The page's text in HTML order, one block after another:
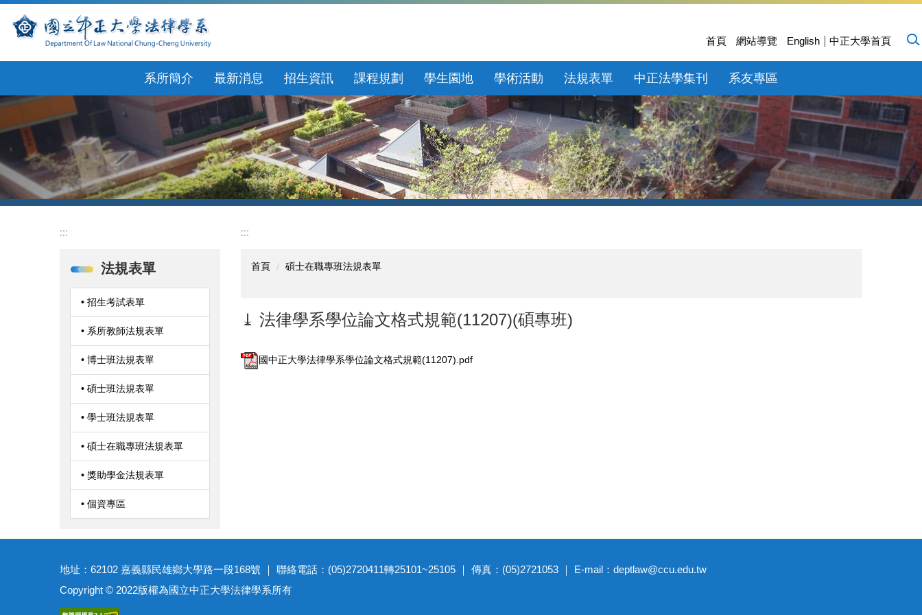
到
區
首頁 網站導覽 English 中正大學首頁
系所簡介 最新消息 招生資訊 課程規劃 學生園地 學術活動 法規表單 中正法學集刊 系友專區
:::
法規表單
• 招生考試表單
• 系所教師法規表單
• 博士班法規表單
• 碩士班法規表單
• 學士班法規表單
• 碩士在職專班法規表單
• 獎助學金法規表單
• 個資專區
:::
首頁 碩士在職專班法規表單
⤓ 法律學系學位論文格式規範(11207)(碩專班)
國中正大學法律學系學位論文格式規範(11207).pdf
地址：62102 嘉義縣民雄鄉大學路一段168號 ｜ 聯絡電話：(05)2720411轉25101~25105 ｜ 傳真：(05)2721053 ｜ E-mail：deptlaw@ccu.edu.tw
Copyright © 2022版權為國立中正大學法律學系所有